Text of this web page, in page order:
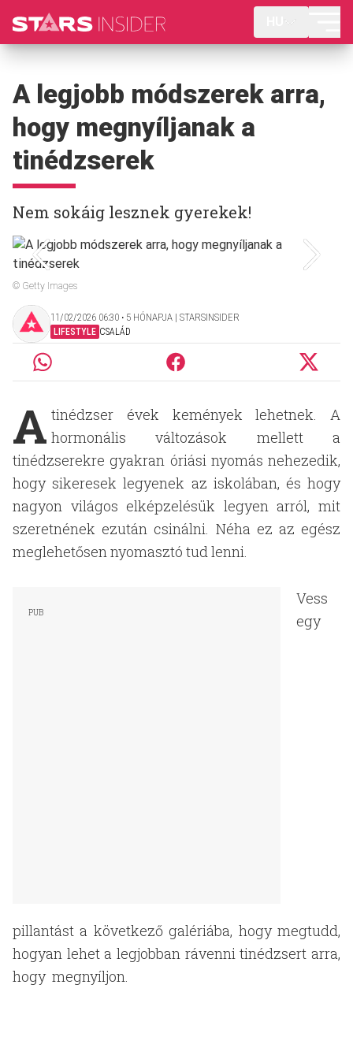
A legjobb módszerek arra,
hogy megnyíljanak a
tinédzserek
Nem sokáig lesznek gyerekek!
© Getty Images
11/02/2026 06:30 ‧ 5 HÓNAPJA | STARSINSIDER
LIFESTYLE CSALÁD
A tinédzser évek kemények lehetnek. A
hormonális változások mellett a
tinédzserekre gyakran óriási nyomás nehezedik,
hogy sikeresek legyenek az iskolában, és hogy
nagyon világos elképzelésük legyen arról, mit
szeretnének ezután csinálni. Néha ez az egész
meglehetősen nyomasztó tud lenni.
Vess
egy
pillantást a következő galériába, hogy megtudd,
hogyan lehet a legjobban rávenni tinédzsert arra,
hogy megnyíljon.